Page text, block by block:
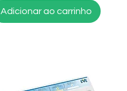
Adicionar ao carrinho